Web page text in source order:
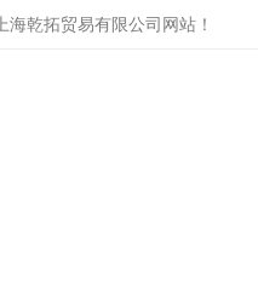
上海乾拓贸易有限公司 网站！